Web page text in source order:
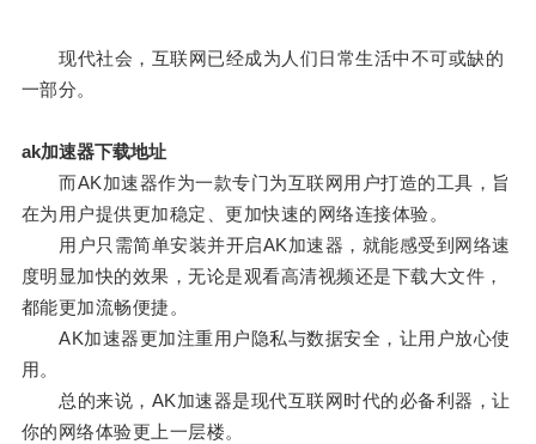
现代社会，互联网已经成为人们日常生活中不可或缺的
一部分。
ak加速器下载地址
而AK加速器作为一款专门为互联网用户打造的工具，旨
在为用户提供更加稳定、更加快速的网络连接体验。
用户只需简单安装并开启AK加速器，就能感受到网络速
度明显加快的效果，无论是观看高清视频还是下载大文件，
都能更加流畅便捷。
AK加速器更加注重用户隐私与数据安全，让用户放心使
用。
总的来说，AK加速器是现代互联网时代的必备利器，让
你的网络体验更上一层楼。